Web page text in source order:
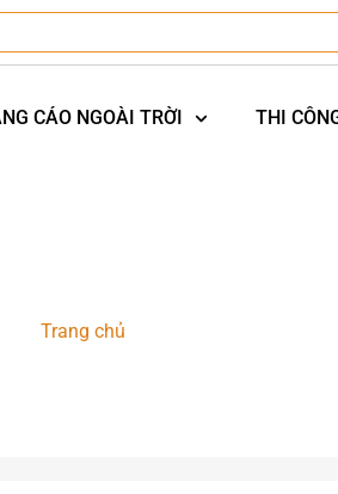
CÁO NGOÀI TRỜI THI
Trang chủ